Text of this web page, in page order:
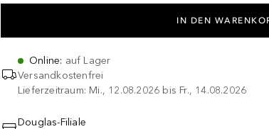
IN DEN
Online: auf Lager
Versandkostenfrei
Lieferzeitraum: Mi., 12.08.2026 bis Fr., 14.08.2026
Douglas-Filiale